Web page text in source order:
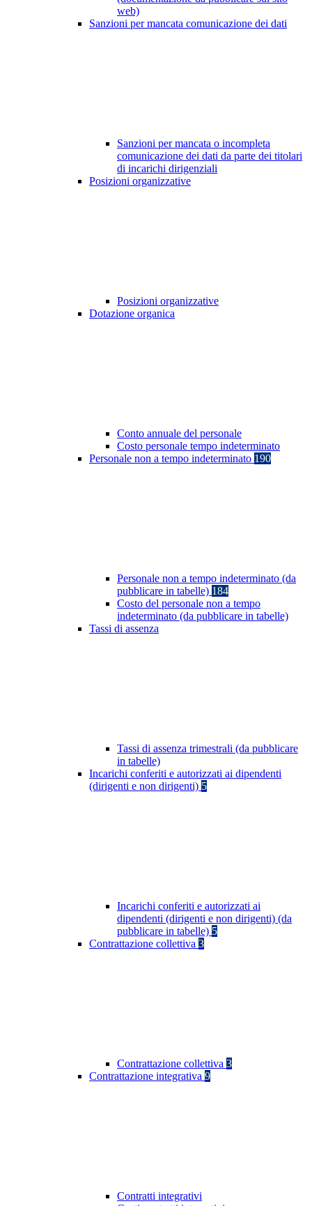
web)
Sanzioni per mancata comunicazione dei dati
Sanzioni per mancata o incompleta
comunicazione dei dati da parte dei titolari
di incarichi dirigenziali
Posizioni organizzative
Posizioni organizzative
Dotazione organica
Conto annuale del personale
Costo personale tempo indeterminato
Personale non a tempo indeterminato 190
Personale non a tempo indeterminato (da
pubblicare in tabelle) 184
Costo del personale non a tempo
indeterminato (da pubblicare in tabelle)
Tassi di assenza
Tassi di assenza trimestrali (da pubblicare
in tabelle)
Incarichi conferiti e autorizzati ai dipendenti
(dirigenti e non dirigenti) 5
Incarichi conferiti e autorizzati ai
dipendenti (dirigenti e non dirigenti) (da
pubblicare in tabelle) 5
Contrattazione collettiva 3
Contrattazione collettiva 3
Contrattazione integrativa 9
Contratti integrativi